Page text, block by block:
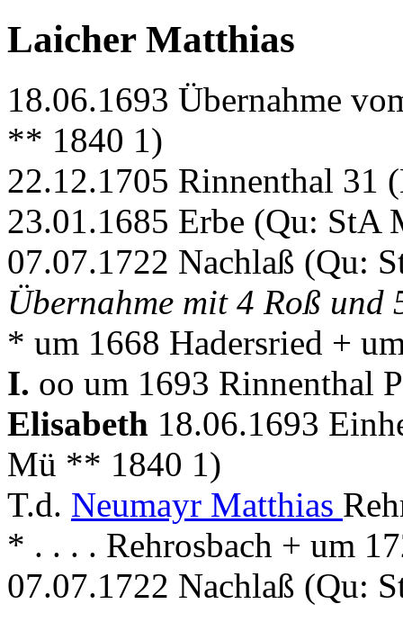
Laicher Matthias
18.06.1693 Übernahme
** 1840 1)
22.12.1705 Rinnenthal 31
23.01.1685 Erbe (Qu:
07.07.1722 Nachlaß (Qu:
Übernahme mit 4 Roß und
* um 1668 Hadersried +
I. oo um 1693 Rinnenthal
Elisabeth 18.06.1693
Mü ** 1840 1)
T.d. Neumayr Matthias
* . . . . Rehrosbach + um
07.07.1722 Nachlaß (Qu: